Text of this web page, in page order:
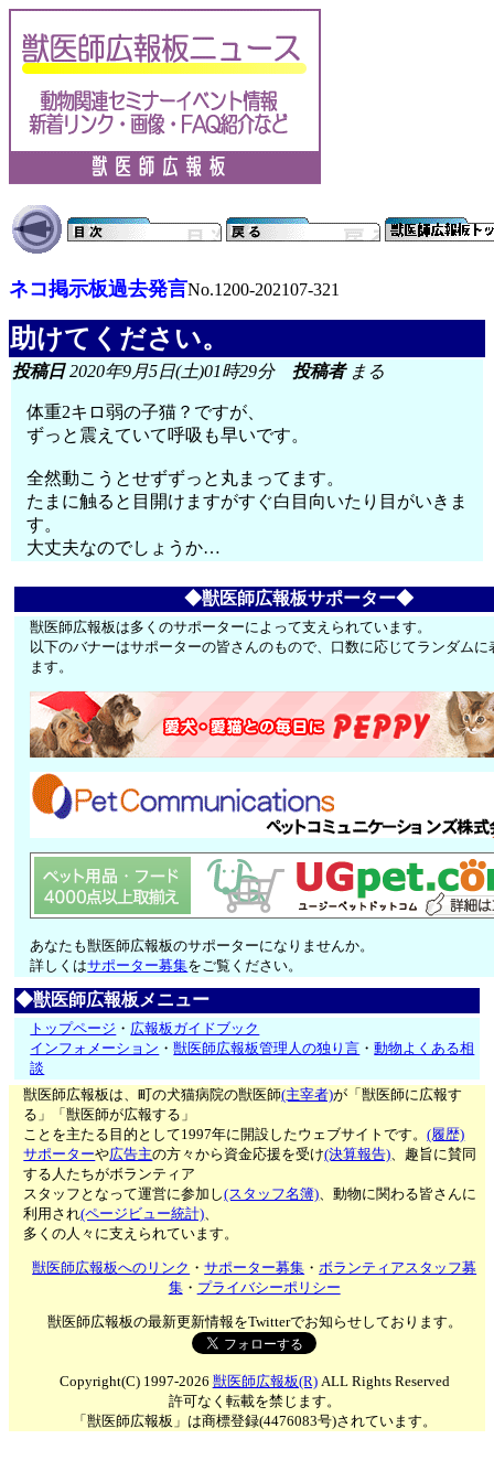
ネコ掲示板過去発言No.1200-202107-321
助けてください。
投稿日2020年9月5日(土)01時29分 投稿者まる
体重2キロ弱の子猫？ですが、
ずっと震えていて呼吸も早いです。
全然動こうとせずずっと丸まってます。
たまに触ると目開けますがすぐ白目向いたり目がいきま
す。
大丈夫なのでしょうか…
◆獣医師広報板サポーター◆
獣医師広報板は多くのサポーターによって支えられています。
以下のバナーはサポーターの皆さんのもので、口数に応じてランダムに
ます。
あなたも獣医師広報板のサポーターになりませんか。
詳しくはサポーター募集をご覧ください。
◆獣医師広報板メニュー
トップページ ・ 広報板ガイドブック
インフォメーション ・獣医師広報板管理人の独り言 ・動物よくある相
談
獣医師広報板は、町の犬猫病院の獣医師(主宰者)が「獣医師に広報す
る」「獣医師が広報する」
ことを主たる目的として1997年に開設したウェブサイトです。(履歴)
サポーターや広告主の方々から資金応援を受け(決算報告)、趣旨に賛同
する人たちがボランティア
スタッフとなって運営に参加し(スタッフ名簿)、動物に関わる皆さんに
利用され(ページビュー統計)、
多くの人々に支えられています。
獣医師広報板へのリンク ・サポーター募集 ・ボランティアスタッフ募
集・ プライバシーポリシー
獣医師広報板の最新更新情報をTwitterでお知らせしております。
Copyright(C) 1997-2026 獣医師広報板(R)ALL Rights Reserved
許可なく転載を禁じます。
「獣医師広報板」は商標登録(4476083号)されています。